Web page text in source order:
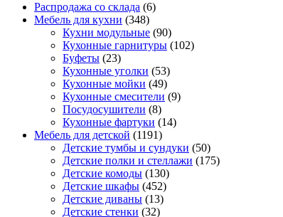
Распродажа со склада (6)
Мебель для кухни (348)
Кухни модульные (90)
Кухонные гарнитуры (102)
Буфеты (23)
Кухонные уголки (53)
Кухонные мойки (49)
Кухонные смесители (9)
Посудосушители (8)
Кухонные фартуки (14)
Мебель для детской (1191)
Детские тумбы и сундуки (50)
Детские полки и стеллажи (175)
Детские комоды (130)
Детские шкафы (452)
Детские диваны (13)
Детские стенки (32)